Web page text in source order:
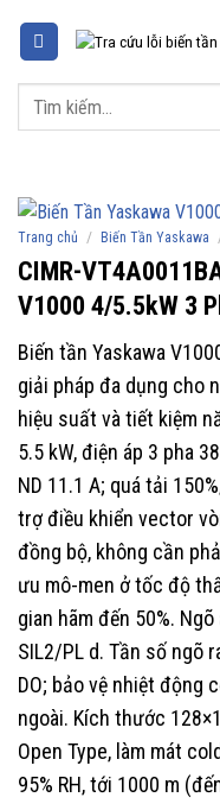
dungTìm
Trang chủ / Biến Tần Yaskawa
CIMR-
V1000 4/5.5kW 3
Biến tần Yaskawa
giải pháp đa dụng cho
hiệu suất và tiết kiệm
5.5 kW, điện áp 3 pha
ND 11.1 A; quá tải
trợ điều khiển vector
đồng bộ, không cần
ưu mô-men ở tốc độ
gian hãm đến 50%.
SIL2/PL d. Tần số ngõ
DO; bảo vệ nhiệt động
ngoài. Kích thước
Open Type, làm mát
95% RH, tới 1000 m